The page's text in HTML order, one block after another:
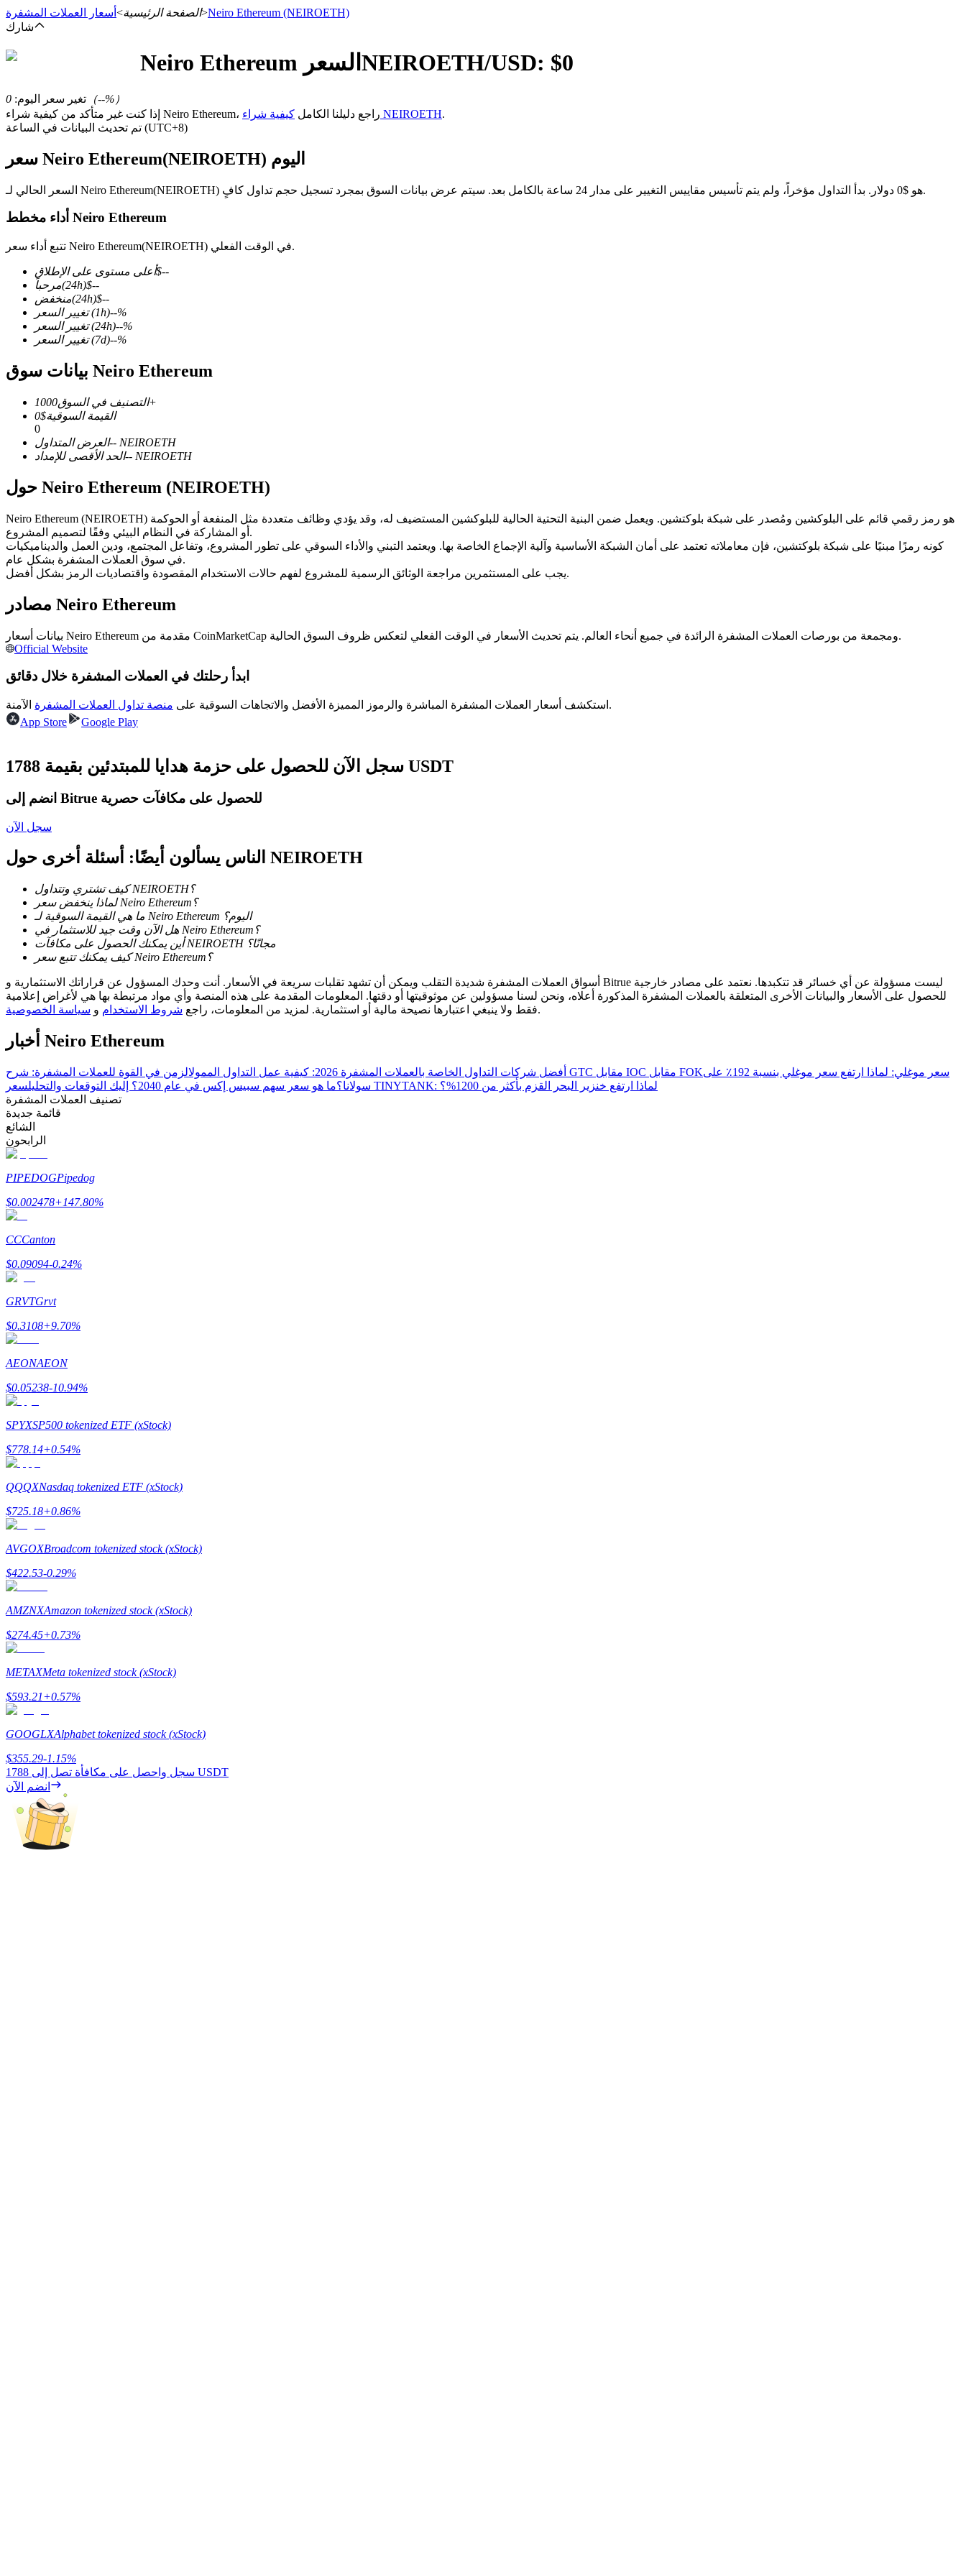
العقود الآجلة USDT
العقود الآجلة باستخدام USDT كضمان
العقود الآجلة لـ COIN-M
العقود الآجلة للعملات المشفرة
مشتقات الأسهم والعملات الأجنبية والمعادن الثمينة والسلع
العقود الآجلة باستخدام USDC كضمان
انضم إلى أفضل المتداولين
كن متداول نسخ
استمتع بتقاسم الأرباح وعمولات نسخ التداول
معلومة
مرشد
دليل المبتدئين للعقود الآجلة
استراتيجيات التداول
تعلم كيفية البقاء مربحة
يكسب
خنزير الطاقة
احصل على مكافآت تنافسية يوميًا
الصفحة الرئيسية> أسعار العملات المشفرة >Neiro Ethereum (NEIROETH)
شارك
Neiro Ethereum السعر NEIROETH/USD: $0
تغير سعر اليوم:
0 （--%）
إذا كنت غير متأكد من كيفية شراء Neiro Ethereum، راجع دليلنا الكامل كيفية شراء NEIROETH.
تم تحديث البيانات في الساعة (UTC+8)
سعر Neiro Ethereum(NEIROETH) اليوم
السعر الحالي لـ Neiro Ethereum(NEIROETH) هو $0 دولار. بدأ التداول مؤخراً، ولم يتم تأسيس مقاييس التغيير على مدار 24 ساعة بالكامل بعد. سيتم عرض بيانات السوق بمجرد تسجيل حجم تداول كافٍ.
أداء مخطط Neiro Ethereum
تتبع أداء سعر Neiro Ethereum(NEIROETH) في الوقت الفعلي.
أعلى مستوى على الإطلاق$--
مرحباً
(24h)$--
منخفض
(24h)$--
تغيير السعر
(1h)--%
تغيير السعر
(24h)--%
تغيير السعر
(7d)--%
بيانات سوق Neiro Ethereum
التصنيف في السوق1000+
القيمة السوقية$
0
0
العرض المتداول-- NEIROETH
الحد الأقصى للإمداد-- NEIROETH
حول Neiro Ethereum (NEIROETH)
Neiro Ethereum (NEIROETH) هو رمز رقمي قائم على البلوكشين ومُصدر على شبكة بلوكتشين. ويعمل ضمن البنية التحتية الحالية للبلوكشين المستضيف له، وقد يؤدي وظائف متعددة مثل المنفعة أو الحوكمة
أو المشاركة في النظام البيئي وفقًا لتصميم المشروع.
كونه رمزًا مبنيًا على شبكة بلوكتشين، فإن معاملاته تعتمد على أمان الشبكة الأساسية وآلية الإجماع الخاصة بها. ويعتمد التبني والأداء السوقي على تطور المشروع، وتفاعل المجتمع، ودين العمل والديناميكيات
في سوق العملات المشفرة بشكل عام.
يجب على المستثمرين مراجعة الوثائق الرسمية للمشروع لفهم حالات الاستخدام المقصودة واقتصاديات الرمز بشكل أفضل.
مصادر Neiro Ethereum
بيانات أسعار Neiro Ethereum مقدمة من CoinMarketCap ومجمعة من بورصات العملات المشفرة الرائدة في جميع أنحاء العالم. يتم تحديث الأسعار في الوقت الفعلي لتعكس ظروف السوق الحالية.
Official Website
ابدأ رحلتك في العملات المشفرة خلال دقائق
استكشف أسعار العملات المشفرة المباشرة والرموز المميزة الأفضل والاتجاهات السوقية على منصة تداول العملات المشفرة
الآمنة.
App Store
Google Play
سجل الآن للحصول على حزمة هدايا للمبتدئين بقيمة 1788 USDT
انضم إلى Bitrue للحصول على مكافآت حصرية
سجل الآن
الناس يسألون أيضًا: أسئلة أخرى حول NEIROETH
كيف تشتري وتتداول NEIROETH؟
لماذا ينخفض سعر Neiro Ethereum؟
ما هي القيمة السوقية لـ Neiro Ethereum اليوم؟
هل الآن وقت جيد للاستثمار في Neiro Ethereum؟
أين يمكنك الحصول على مكافآت NEIROETH مجانًا؟
كيف يمكنك تتبع سعر Neiro Ethereum؟
أسواق العملات المشفرة شديدة التقلب ويمكن أن تشهد تقلبات سريعة في الأسعار. أنت وحدك المسؤول عن قراراتك الاستثمارية و Bitrue ليست مسؤولة عن أي خسائر قد تتكبدها. نعتمد على مصادر خارجية
للحصول على الأسعار والبيانات الأخرى المتعلقة بالعملات المشفرة المذكورة أعلاه، ونحن لسنا مسؤولين عن موثوقيتها أو دقتها. المعلومات المقدمة على هذه المنصة وأي مواد مرتبطة بها هي لأغراض إعلامية
فقط ولا ينبغي اعتبارها نصيحة مالية أو استثمارية. لمزيد من المعلومات، راجع شروط الاستخدام و سياسة الخصوصية .
أخبار Neiro Ethereum
أفضل شركات التداول الخاصة بالعملات المشفرة 2026: كيفية عمل التداول الممول الزمن في القوة للعملات المشفرة: شرح GTC مقابل IOC مقابل FOKسعر موغلي: لماذا ارتفع سعر موغلي بنسبة 192٪ على
سولانا؟ما هو سعر سهم سبيس إكس في عام 2040؟ إليك التوقعات والتحليل
سعر TINYTANK: لماذا ارتفع خنزير البحر القزم بأكثر من 1200%؟
تصنيف العملات المشفرة
قائمة جديدة
الشائع
الرابحون
PIPEDOGPipedog
$0.002478+147.80%
CCCanton
$0.09094-0.24%
GRVTGrvt
$0.3108+9.70%
AEONAEON
$0.05238-10.94%
SPYXSP500 tokenized ETF (xStock)
$778.14+0.54%
QQQXNasdaq tokenized ETF (xStock)
$725.18+0.86%
AVGOXBroadcom tokenized stock (xStock)
$422.53-0.29%
AMZNXAmazon tokenized stock (xStock)
$274.45+0.73%
METAXMeta tokenized stock (xStock)
$593.21+0.57%
GOOGLXAlphabet tokenized stock (xStock)
$355.29-1.15%
سجل واحصل على مكافأة تصل إلى 1788 USDT
انضم الآن